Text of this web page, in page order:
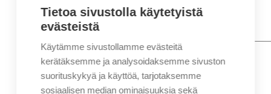
Nimi*
Etunimi
Sukunimi
Tietoa sivustolla käytetyistä
evästeistä
Käytämme sivustollamme evästeitä
kerätäksemme ja analysoidaksemme sivuston
suorituskykyä ja käyttöä, tarjotaksemme
sosiaalisen median ominaisuuksia sekä